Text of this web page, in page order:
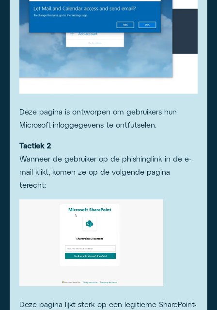
Deze pagina is ontworpen om gebruikers hun
Microsoft-inloggegevens te ontfutselen.
Tactiek 2
Wanneer de gebruiker op de phishinglink in de e-
mail klikt, komen ze op de volgende pagina
terecht:
Deze pagina lijkt sterk op een legitieme SharePoint-